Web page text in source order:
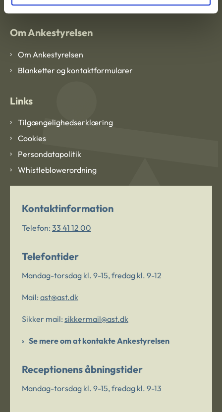
Om Ankestyrelsen
Om Ankestyrelsen
Blanketter og kontaktformularer
Links
Tilgængelighedserklæring
Cookies
Persondatapolitik
Whistleblowerordning
Kontaktinformation
Telefon: 33 41 12 00
Telefontider
Mandag-torsdag kl. 9-15, fredag kl. 9-12
Mail: ast@ast.dk
Sikker mail: sikkermail@ast.dk
Se mere om at kontakte Ankestyrelsen
Receptionens åbningstider
Mandag-torsdag kl. 9-15, fredag kl. 9-13